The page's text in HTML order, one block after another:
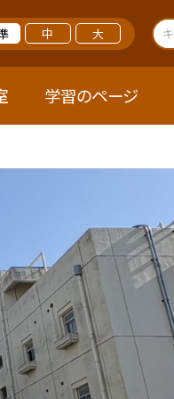
中 大
学習のページ